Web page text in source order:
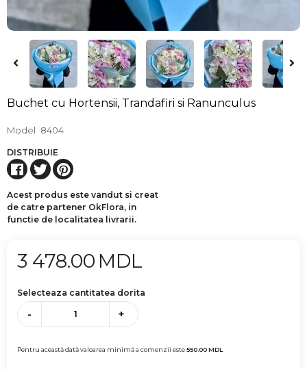
Buchet cu Hortensii, Trandafiri si Ranunculus
Model 8404
DISTRIBUIE
Acest produs este vandut si creat
de catre partener OkFlora, in
functie de localitatea livrarii.
3 478.00 MDL
Selecteaza cantitatea dorita
- +
Pentru această dată valoarea minimă a comenzii este550.00MDL